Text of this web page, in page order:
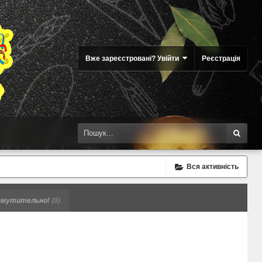
Вже зареєстровані? Увійти Реєстрація
Вся активність
(0)